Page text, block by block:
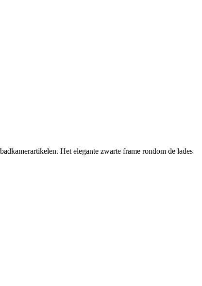
Het elegante zwarte frame rondom de lades